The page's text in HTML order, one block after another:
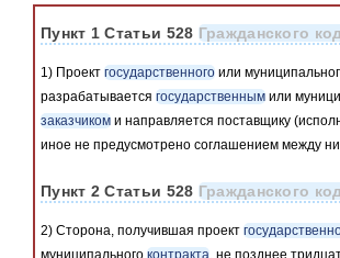
Пункт 1 Статьи 528 Гражданского
1) Проект государственного или
разрабатывается государственным или
заказчиком и направляется поставщику
иное не предусмотрено соглашением между
Пункт 2 Статьи 528 Гражданского
2) Сторона, получившая проект
муниципального контракта, не позднее